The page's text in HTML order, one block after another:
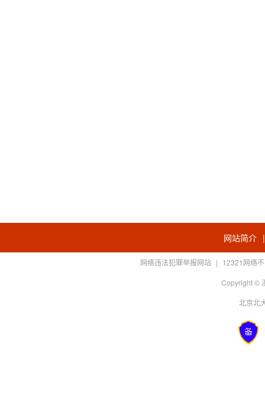
网站简介
网络违法犯罪举报网站 | 12321网络
Copyright ©
北京北